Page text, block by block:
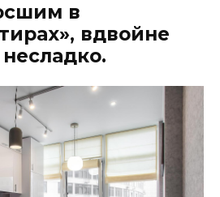
в
вдвойне